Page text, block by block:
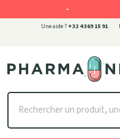
Une aide ? +32 4 369 15 91
Pharmaone Votre